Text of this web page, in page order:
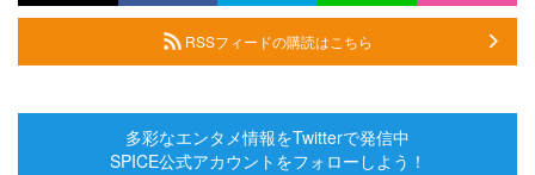
RSSフィードの購読はこちら
多彩なエンタメ情報をTwitterで発信中
SPICE公式アカウントをフォローしよう！